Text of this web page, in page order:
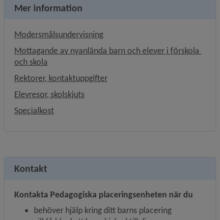
Mer information
Modersmålsundervisning
Mottagande av nyanlända barn och elever i förskola
och skola
Rektorer, kontaktuppgifter
Elevresor, skolskjuts
Specialkost
Kontakt
Kontakta Pedagogiska placeringsenheten när du
behöver hjälp kring ditt barns placering